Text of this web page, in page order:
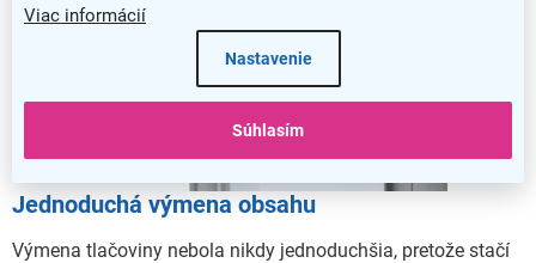
Viac informácií
Nastavenie
Súhlasím
Jednoduchá výmena obsahu
Výmena tlačoviny nebola nikdy jednoduchšia, pretože stačí